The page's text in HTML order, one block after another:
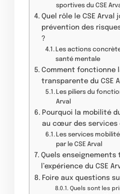
sportives du CSE
Quel rôle le CSE Arval
prévention des
?
Les actions
santé mentale
Comment fonctionne
transparente du CSE
Les piliers du
Arval
Pourquoi la mobilité
au cœur des services
Les services
par le CSE Arval
Quels enseignements
l’expérience du CSE
Foire aux questions
Quels sont les